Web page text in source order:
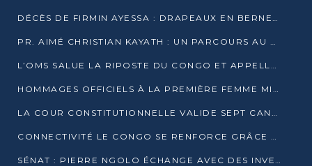
DÉCÈS DE FIRMIN AYESSA : DRAPEAUX EN BERNE LUNDI
PR. AIMÉ CHRISTIAN KAYATH : UN PARCOURS AU SERVICE DE LA RECHERCHE ET DE L’INNOVATION
L’OMS SALUE LA RIPOSTE DU CONGO ET APPELLE À DES RÉFORMES DURABLES
HOMMAGES OFFICIELS À LA PREMIÈRE FEMME MINISTRE DU CONGO
LA COUR CONSTITUTIONNELLE VALIDE SEPT CANDIDATURES POUR LA PRÉSIDENTIELLE
CONNECTIVITÉ LE CONGO SE RENFORCE GRÂCE AU CÂBLE 2AFRICA
SÉNAT : PIERRE NGOLO ÉCHANGE AVEC DES INVESTISSEURS DU NUMÉRIQUE